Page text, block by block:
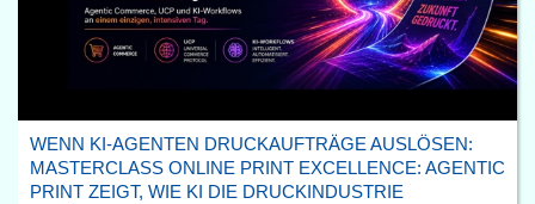
WENN KI-AGENTEN DRUCKAUFTRÄGE AUSLÖSEN:
MASTERCLASS ONLINE PRINT EXCELLENCE: AGENTIC
PRINT ZEIGT, WIE KI DIE DRUCKINDUSTRIE